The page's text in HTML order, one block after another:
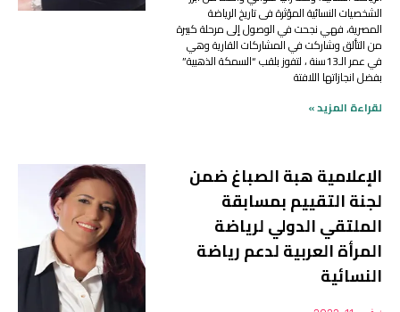
الشخصيات النسائية المؤثرة فى تاريخ الرياضة
المصرية، فهي نجحت في الوصول إلى مرحلة كبيرة
من التألق وشاركت في المشاركات القارية وهي
في عمر الـ13سنة ، لتفوز بلقب “السمكة الذهبية”
بفضل انجازاتها اللافتة
لقراءة المزيد »
الإعلامية هبة الصباغ ضمن
لجنة التقييم بمسابقة
الملتقي الدولي لرياضة
المرأة العربية لدعم رياضة
النسائية